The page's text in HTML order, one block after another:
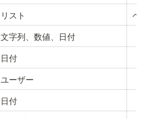
リスト
ペ
文字列、数値、日付
日付
ユーザー
日付